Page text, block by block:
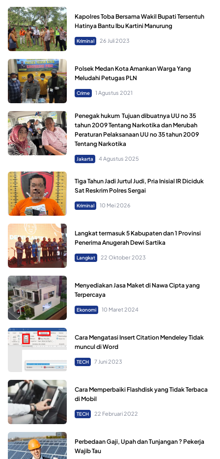
Kapolres Toba Bersama Wakil Bupati Tersentuh
Hatinya Bantu Ibu Kartini Manurung
Kriminal 26 Juli 2023
Polsek Medan Kota Amankan Warga Yang
Meludahi Petugas PLN
Crime 1 Agustus 2021
Penegak hukum Tujuan dibuatnya UU no 35
tahun 2009 Tentang Narkotika dan Merubah
Peraturan Pelaksanaan UU no 35 tahun 2009
Tentang Narkotika
Jakarta 4 Agustus 2025
Tiga Tahun Jadi Jurtul Judi, Pria Inisial IR Diciduk
Sat Reskrim Polres Sergai
Kriminal 10 Mei 2026
Langkat termasuk 5 Kabupaten dan 1 Provinsi
Penerima Anugerah Dewi Sartika
Langkat 22 Oktober 2023
Menyediakan Jasa Maket di Nawa Cipta yang
Terpercaya
Ekonomi 10 Maret 2024
Cara Mengatasi Insert Citation Mendeley Tidak
muncul di Word
TECH 7 Juni 2023
Cara Memperbaiki Flashdisk yang Tidak Terbaca
di Mobil
TECH 22 Februari 2022
Perbedaan Gaji, Upah dan Tunjangan ? Pekerja
Wajib Tau